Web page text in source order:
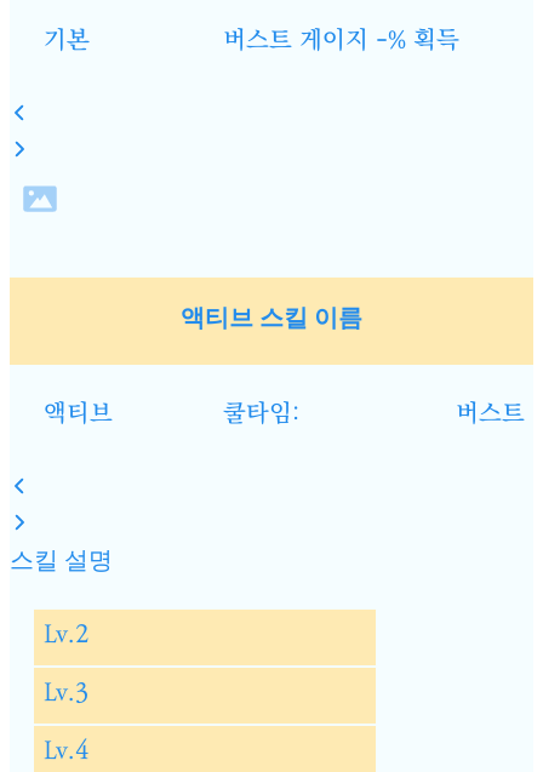
기본 버스트 게이지 -% 획득
액티브 스킬 이름
액티브 쿨타임: 버스트
스킬 설명
Lv.2
Lv.3
Lv.4